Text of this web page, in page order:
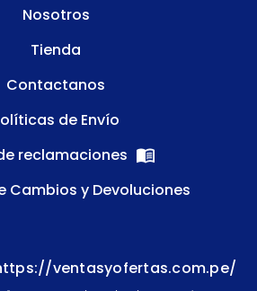
Nosotros
Tienda
Contactanos
de Envío
reclamaciones
Cambios y Devoluciones
ventasyofertas.com.pe/